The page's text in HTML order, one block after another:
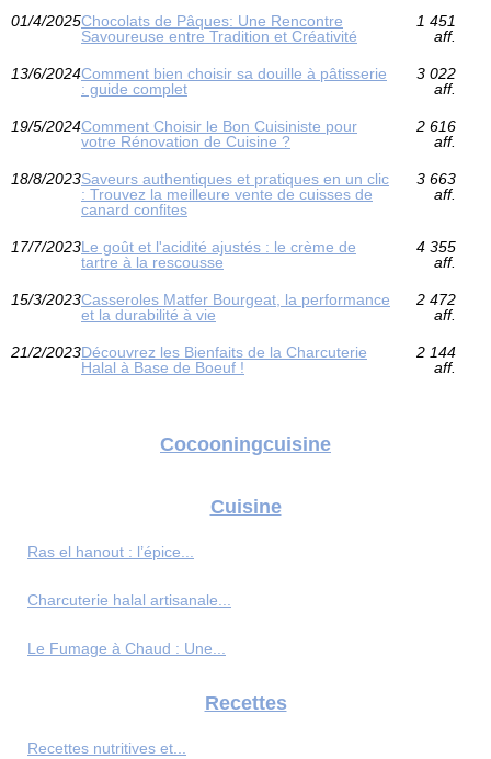
01/4/2025Chocolats de Pâques: Une Rencontre
Savoureuse entre Tradition et Créativité
1 451
aff.
13/6/2024Comment bien choisir sa douille à pâtisserie
: guide complet
3 022
aff.
19/5/2024Comment Choisir le Bon Cuisiniste pour
votre Rénovation de Cuisine ?
2 616
aff.
18/8/2023Saveurs authentiques et pratiques en un clic
: Trouvez la meilleure vente de cuisses de
canard confites
3 663
aff.
17/7/2023Le goût et l'acidité ajustés : le crème de
tartre à la rescousse
4 355
aff.
15/3/2023Casseroles Matfer Bourgeat, la performance
et la durabilité à vie
2 472
aff.
21/2/2023Découvrez les Bienfaits de la Charcuterie
Halal à Base de Boeuf !
2 144
aff.
Cocooningcuisine
Cuisine
Ras el hanout : l’épice...
Charcuterie halal artisanale...
Le Fumage à Chaud : Une...
Recettes
Recettes nutritives et...